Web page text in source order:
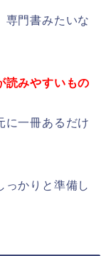
専門書みたいな
読みやすいもの
に一冊あるだけ
っかりと準備し